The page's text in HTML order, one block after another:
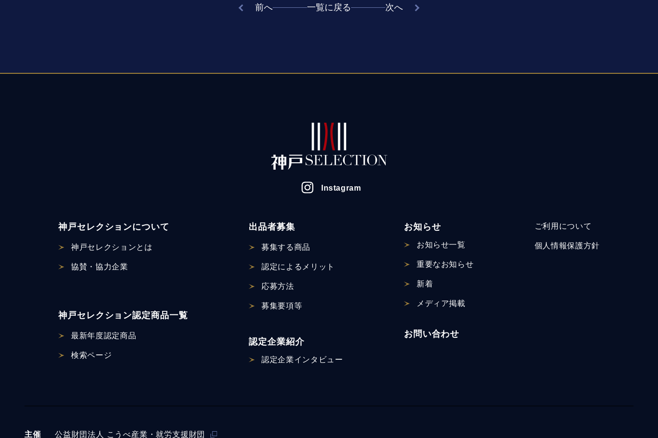
前へ 一覧に戻る 次へ
Instagram
神戸セレクションについて
神戸セレクションとは
協賛・協力企業
神戸セレクション認定商品一覧
最新年度認定商品
検索ページ
出品者募集
募集する商品
認定による メリット
応募方法
募集要項等
認定企業紹介
認定企業インタビュー
お知らせ
お知らせ一覧
重要なお知らせ
新着
メディア掲載
お問い合わせ
ご利用について
個人情報保護方針
主催 公益財団法⼈ こうべ産業・就労支援財団